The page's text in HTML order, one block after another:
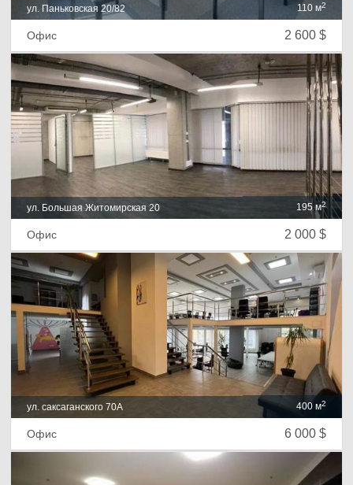
ул. Паньковская 20/82 110 м2
2 600 $
Офис
ул. Большая Житомирская 20 195 м2
2 000 $
Офис
ул. саксаганского 70А 400 м2
6 000 $
Офис